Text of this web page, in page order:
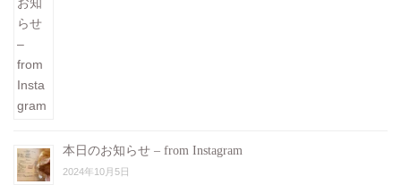
本日のお知らせ – from Instagram
2024年10月5日